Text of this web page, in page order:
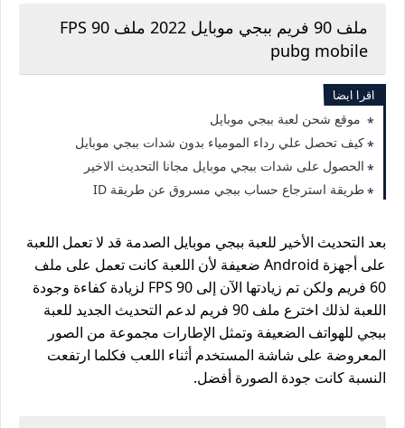
ملف 90 فريم ببجي موبايل 2022 ملف 90 FPS
pubg mobile
اقرا ايضا
موقع شحن لعبة ببجي موبايل
كيف تحصل علي رداء المومياء بدون شدات ببجي موبايل
الحصول على شدات ببجي موبايل مجانا التحديث الاخير
طريقة استرجاع حساب ببجي مسروق عن طريقة ID
بعد التحديث الأخير للعبة ببجي موبايل الصدمة قد لا تعمل اللعبة
على أجهزة Android ضعيفة لأن اللعبة كانت تعمل على ملف
60 فريم ولكن تم زيادتها الآن إلى 90 FPS لزيادة كفاءة وجودة
اللعبة لذلك اخترع ملف 90 فريم لدعم التحديث الجديد للعبة
ببجي للهواتف الضعيفة وتمثل الإطارات مجموعة من الصور
المعروضة على شاشة المستخدم أثناء اللعب فكلما ارتفعت
النسبة كانت جودة الصورة أفضل.